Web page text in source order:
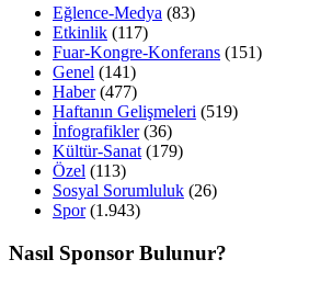
Eğlence-Medya (83)
Etkinlik (117)
Fuar-Kongre-Konferans (151)
Genel (141)
Haber(477)
Haftanın Gelişmeleri (519)
İnfografikler(36)
Kültür-Sanat (179)
Özel (113)
Sosyal Sorumluluk (26)
Spor(1.943)
Nasıl Sponsor Bulunur?